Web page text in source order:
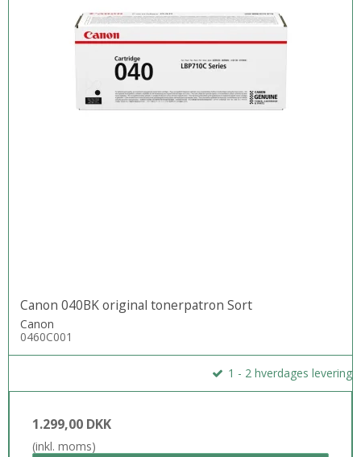
Canon 040BK original tonerpatron Sort
Canon
0460C001
1 - 2 hverdages levering
1.299,00 DKK
(inkl. moms)